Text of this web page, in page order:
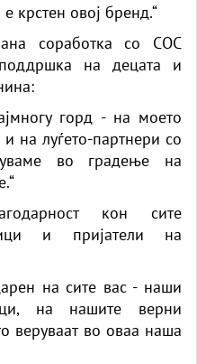
крстен овој бренд.“
соработка со СОС
на децата и
горд - на моето
на луѓето-партнери со
во градење на
кон сите
и пријатели на
на сите вас - наши
на нашите верни
веруваат во оваа наша